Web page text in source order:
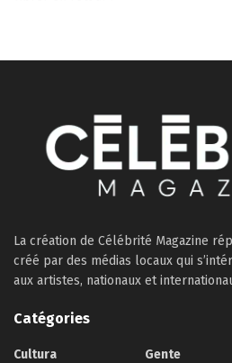
La création de Célébrité Magazine
créé par des médias locaux qui
aux artistes, nationaux et
Catégories
Cultura
Gente